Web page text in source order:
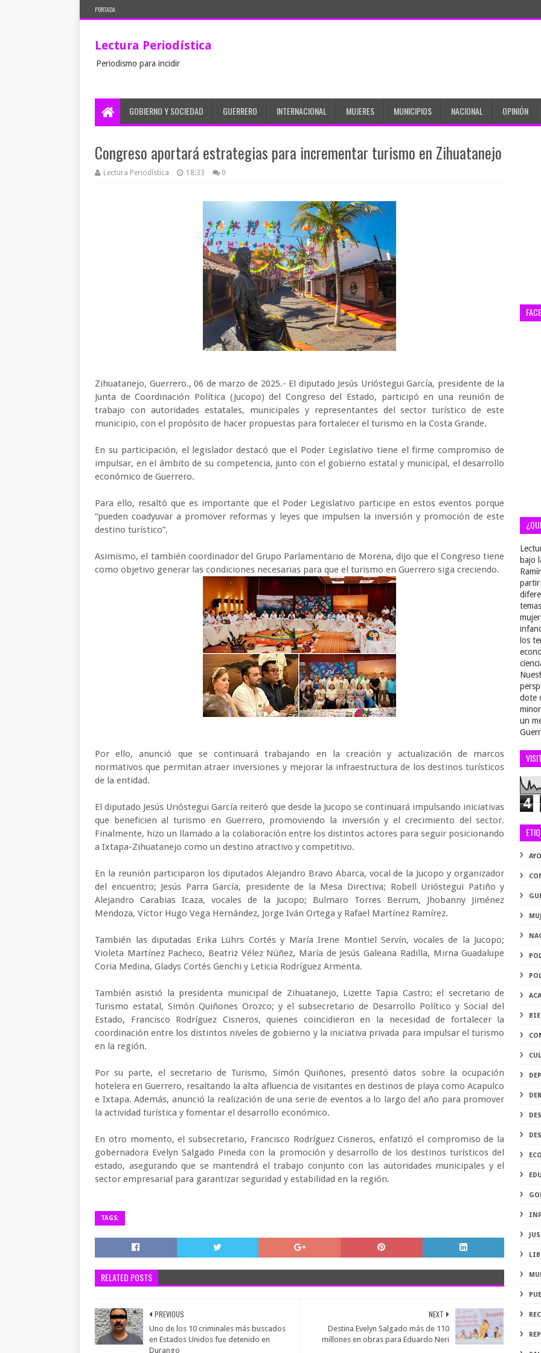
PORTADA
Lectura Periodística
Periodismo para incidir
GOBIERNO Y SOCIEDAD GUERRERO INTERNACIONAL MUJERES MUNICIPIOS NACIONAL OPINIÓN
Congreso aportará estrategias para incrementar turismo en Zihuatanejo
Lectura Periodística 18:33 0
Zihuatanejo, Guerrero., 06 de marzo de 2025.- El diputado Jesús Urióstegui García, presidente de la
Junta de Coordinación Política (Jucopo) del Congreso del Estado, participó en una reunión de
trabajo con autoridades estatales, municipales y representantes del sector turístico de este
municipio, con el propósito de hacer propuestas para fortalecer el turismo en la Costa Grande.
En su participación, el legislador destacó que el Poder Legislativo tiene el firme compromiso de
impulsar, en el ámbito de su competencia, junto con el gobierno estatal y municipal, el desarrollo
económico de Guerrero.
Para ello, resaltó que es importante que el Poder Legislativo participe en estos eventos porque
“pueden coadyuvar a promover reformas y leyes que impulsen la inversión y promoción de este
destino turístico”.
Asimismo, el también coordinador del Grupo Parlamentario de Morena, dijo que el Congreso tiene
como objetivo generar las condiciones necesarias para que el turismo en Guerrero siga creciendo.
Por ello, anunció que se continuará trabajando en la creación y actualización de marcos
normativos que permitan atraer inversiones y mejorar la infraestructura de los destinos turísticos
de la entidad.
El diputado Jesús Urióstegui García reiteró que desde la Jucopo se continuará impulsando iniciativas
que beneficien al turismo en Guerrero, promoviendo la inversión y el crecimiento del sector.
Finalmente, hizo un llamado a la colaboración entre los distintos actores para seguir posicionando
a Ixtapa-Zihuatanejo como un destino atractivo y competitivo.
En la reunión participaron los diputados Alejandro Bravo Abarca, vocal de la Jucopo y organizador
del encuentro; Jesús Parra García, presidente de la Mesa Directiva; Robell Urióstegui Patiño y
Alejandro Carabias Icaza, vocales de la Jucopo; Bulmaro Torres Berrum, Jhobanny Jiménez
Mendoza, Víctor Hugo Vega Hernández, Jorge Iván Ortega y Rafael Martínez Ramírez.
También las diputadas Erika Lührs Cortés y María Irene Montiel Servín, vocales de la Jucopo;
Violeta Martínez Pacheco, Beatriz Vélez Núñez, María de Jesús Galeana Radilla, Mirna Guadalupe
Coria Medina, Gladys Cortés Genchi y Leticia Rodríguez Armenta.
También asistió la presidenta municipal de Zihuatanejo, Lizette Tapia Castro; el secretario de
Turismo estatal, Simón Quiñones Orozco; y el subsecretario de Desarrollo Político y Social del
Estado, Francisco Rodríguez Cisneros, quienes coincidieron en la necesidad de fortalecer la
coordinación entre los distintos niveles de gobierno y la iniciativa privada para impulsar el turismo
en la región.
Por su parte, el secretario de Turismo, Simón Quiñones, presentó datos sobre la ocupación
hotelera en Guerrero, resaltando la alta afluencia de visitantes en destinos de playa como Acapulco
e Ixtapa. Además, anunció la realización de una serie de eventos a lo largo del año para promover
la actividad turística y fomentar el desarrollo económico.
En otro momento, el subsecretario, Francisco Rodríguez Cisneros, enfatizó el compromiso de la
gobernadora Evelyn Salgado Pineda con la promoción y desarrollo de los destinos turísticos del
estado, asegurando que se mantendrá el trabajo conjunto con las autoridades municipales y el
sector empresarial para garantizar seguridad y estabilidad en la región.
TAGS:
RELATED POSTS
NEXT
Destina Evelyn Salgado más de 110
millones en obras para Eduardo Neri
PREVIOUS
Uno de los 10 criminales más buscados
en Estados Unidos fue detenido en
Durango
bajo
partir
los
dote
un
4